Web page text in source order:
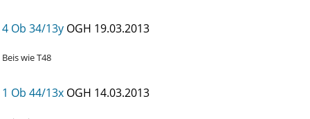
4 Ob 34/13y OGH 19.03.2013
Beis wie T48
1 Ob 44/13x OGH 14.03.2013